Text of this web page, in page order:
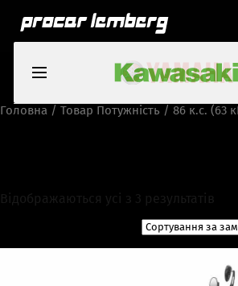
Головна / Товар Потужність / 86 к.с. (63
Відображаються усі з 3 результатів